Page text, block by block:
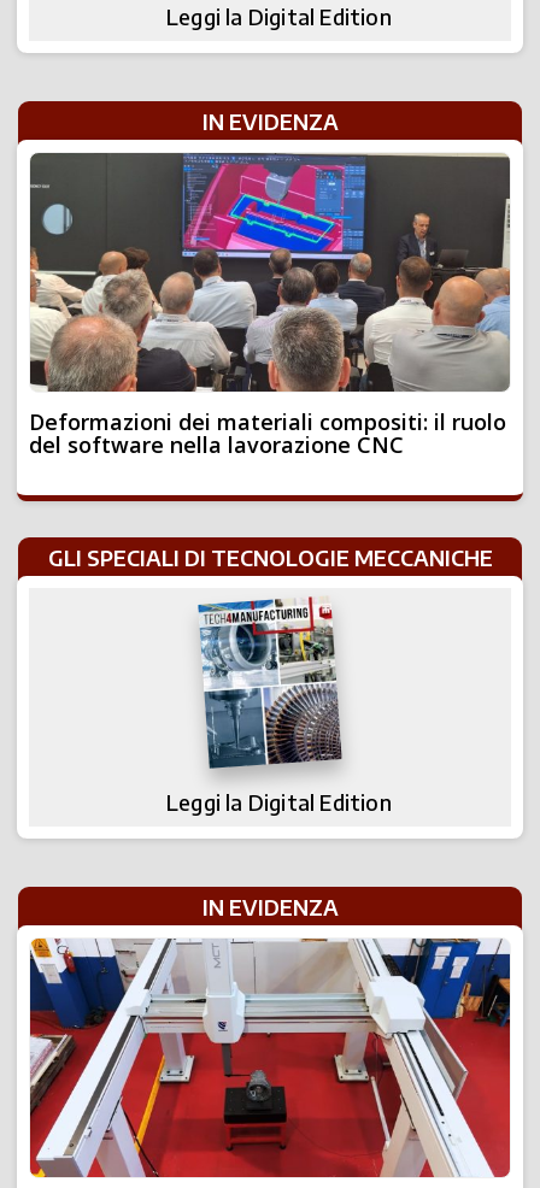
Leggi la Digital Edition
IN EVIDENZA
Deformazioni dei materiali compositi: il ruolo
del software nella lavorazione CNC
GLI SPECIALI DI TECNOLOGIE MECCANICHE
Leggi la Digital Edition
IN EVIDENZA